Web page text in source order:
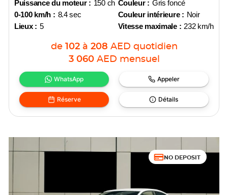
Puissance du moteur : 150 ch
0-100 km/h : 8.4 sec
Lieux : 5
Couleur : Gris foncé
Couleur intérieure : Noir
Vitesse maximale : 232 km/h
de 102 à 208 AED quotidien
3 060 AED mensuel
WhatsApp Appeler
Réserve Détails
NO DEPOSIT